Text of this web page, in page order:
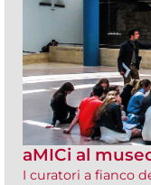
aMICi al
I curatori a fianco